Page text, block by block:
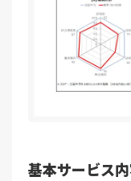
基本サービス